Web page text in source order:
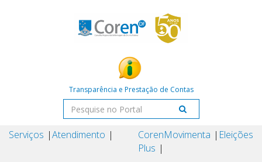
Transparência e Prestação de Contas
Serviços Atendimento
Coren
Plus
Movimenta Eleições